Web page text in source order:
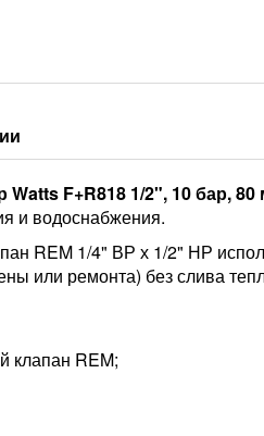
F+R818 1/2", 10 бар, 80
и водоснабжения.
REM 1/4" ВР х 1/2" НР
или ремонта) без слива
клапан REM;